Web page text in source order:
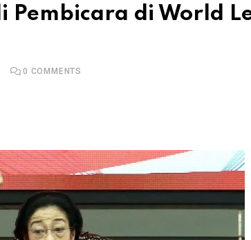
Pembicara di World
0 COMMENTS